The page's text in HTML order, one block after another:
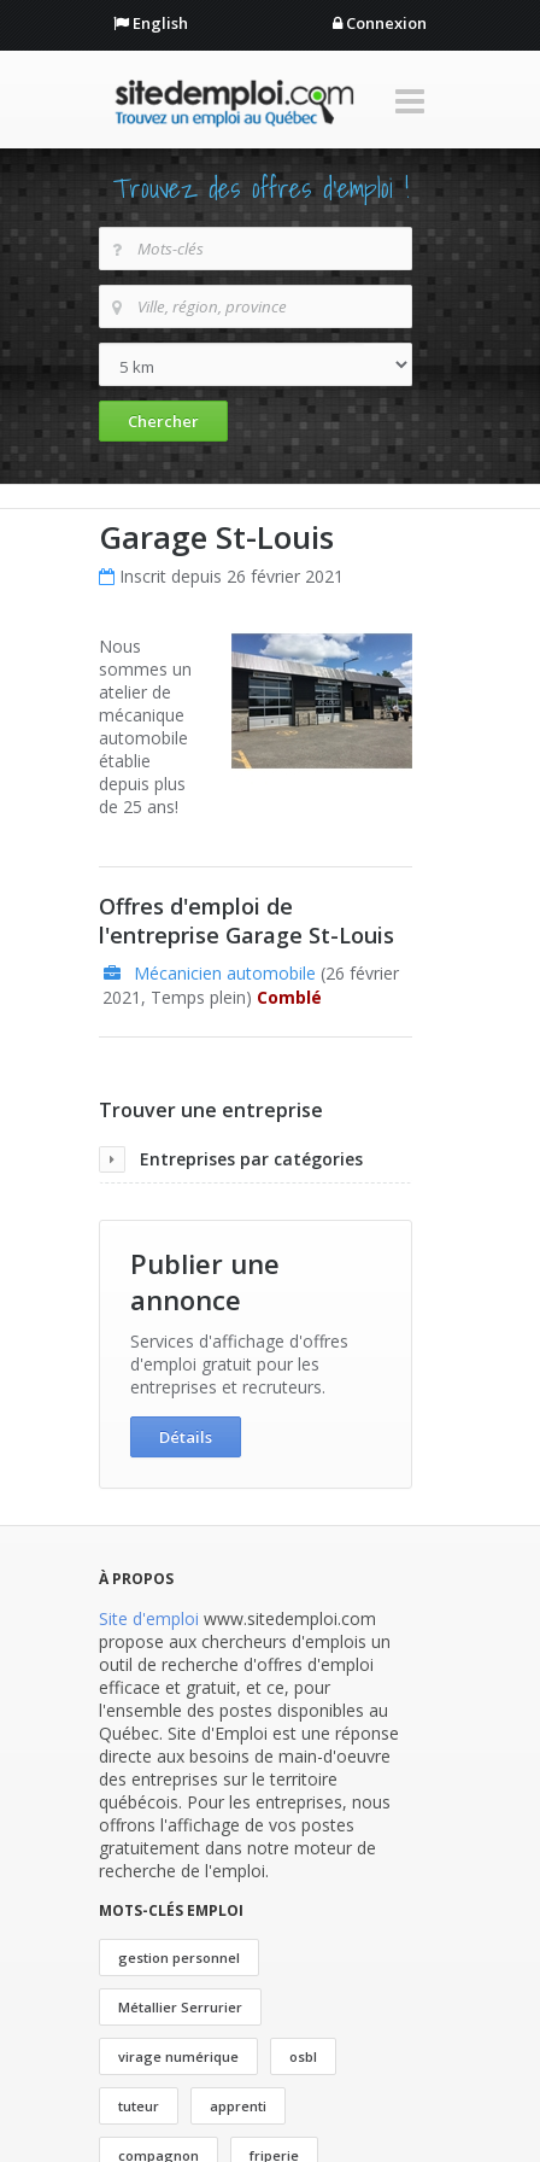
English Connexion
Trouvez des offres d'emploi !
Garage St-Louis
Inscrit depuis 26 février 2021
Nous
sommes un
atelier de
mécanique
automobile
établie
depuis plus
de 25 ans!
Offres d'emploi de
l'entreprise Garage St-Louis
Mécanicien automobile (26 février
2021, Temps plein) Comblé
Trouver une entreprise
Entreprises par catégories
Publier une
annonce
Services d'affichage d'offres
d'emploi gratuit pour les
entreprises et recruteurs.
Détails
À PROPOS
Site d'emploi www.sitedemploi.com
propose aux chercheurs d'emplois un
outil de recherche d'offres d'emploi
efficace et gratuit, et ce, pour
l'ensemble des postes disponibles au
Québec. Site d'Emploi est une réponse
directe aux besoins de main-d'oeuvre
des entreprises sur le territoire
québécois. Pour les entreprises, nous
offrons l'affichage de vos postes
gratuitement dans notre moteur de
recherche de l'emploi.
MOTS-CLÉS EMPLOI
gestion personnel
Métallier Serrurier
virage numérique osbl
tuteur apprenti
compagnon friperie